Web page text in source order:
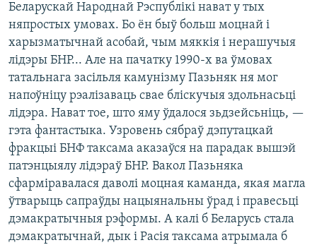
Беларускай Народнай Рэспублікі нават у тых
няпростых умовах. Бо ён быў больш моцнай і
харызматычнай асобай, чым мяккія і нерашучыя
лідэры БНР... Але на пачатку 1990-х ва ўмовах
татальнага засільля камунізму Пазьняк ня мог
напоўніцу рэалізаваць свае бліскучыя здольнасьці
лідэра. Нават тое, што яму ўдалося зьдзейсьніць, —
гэта фантастыка. Узровень сябраў дэпутацкай
фракцыі БНФ таксама аказаўся на парадак вышэй
патэнцыялу лідэраў БНР. Вакол Пазьняка
сфарміравалася даволі моцная каманда, якая магла
ўтварыць сапраўды нацыянальны ўрад і правесьці
дэмакратычныя рэформы. А калі б Беларусь стала
дэмакратычнай, дык і Расія таксама атрымала б